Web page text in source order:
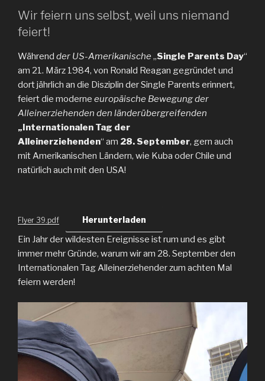
Wir feiern uns selbst, weil uns niemand
feiert!
Während der US-Amerikanische „Single Parents Day“
am 21. März 1984, von Ronald Reagan gegründet und
dort jährlich an die Disziplin der Single Parents erinnert,
feiert die moderne europäische Bewegung der
Alleinerziehenden den länderübergreifenden
„Internationalen Tag der
Alleinerziehenden“ am 28. September, gern auch
mit Amerikanischen Ländern, wie Kuba oder Chile und
natürlich auch mit den USA!
Flyer 39.pdf Herunterladen
Ein Jahr der wildesten Ereignisse ist rum und es gibt
immer mehr Gründe, warum wir am 28. September den
Internationalen Tag Alleinerziehender zum achten Mal
feiern werden!